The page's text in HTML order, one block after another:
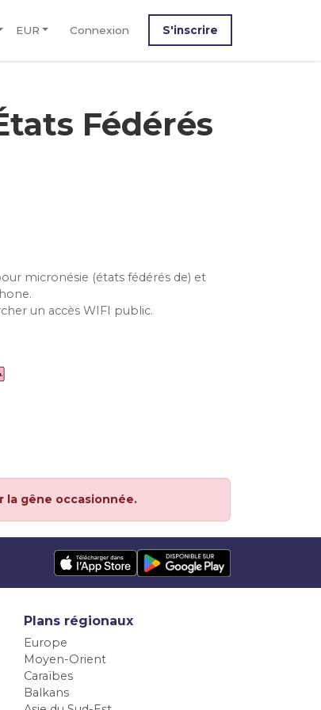
EUR Connexion S'inscrire
Fédérés
micronésie (états fédérés de) et
un accès WIFI public.
la gêne occasionnée.
Plans régionaux
Europe
Moyen-Orient
Caraïbes
Balkans